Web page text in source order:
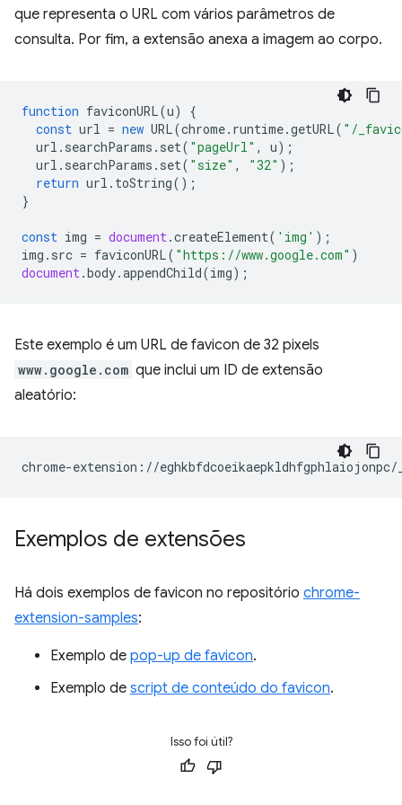
que representa o URL com vários parâmetros de
consulta. Por fim, a extensão anexa a imagem ao corpo.
function faviconURL(u)
{
const url = new URL(chrome. runtime.getURL( "/
url . searchParams . set( "pageUrl" , u);
url . searchParams . set( "size" , "32" );
return url . toString();
}
const img = document.createElement( 'img' );
img . src = faviconURL( "https://www.google.com" )
document.body.appendChild(img);
Este exemplo é um URL de favicon de 32 pixels
www.google.com que inclui um ID de extensão
aleatório:
Exemplos de extensões
Há dois exemplos de favicon no repositório chrome-
extension-samples:
Exemplo de pop-up de favicon.
Exemplo de script de conteúdo do favicon.
Isso foi útil?